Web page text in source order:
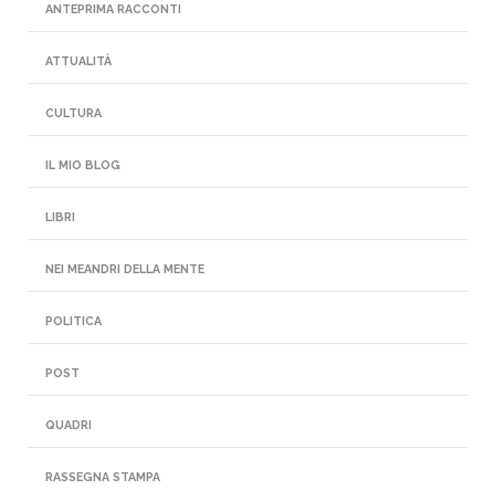
ANTEPRIMA RACCONTI
ATTUALITÀ
CULTURA
IL MIO BLOG
LIBRI
NEI MEANDRI DELLA MENTE
POLITICA
POST
QUADRI
RASSEGNA STAMPA